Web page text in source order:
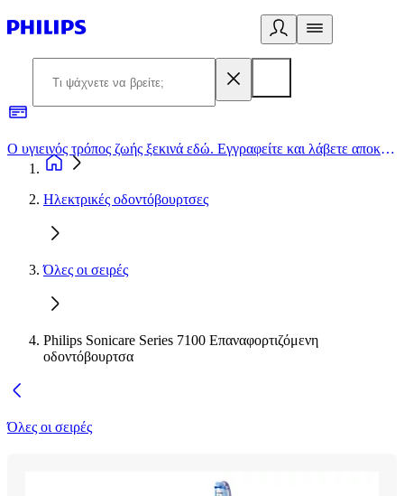
Ο υγιεινός τρόπος ζωής ξεκινά εδώ. Εγγραφείτε και λάβετε αποκλειστικές προσφορές
Ηλεκτρικές οδοντόβουρτσες
Όλες οι σειρές
Philips Sonicare Series 7100 Επαναφορτιζόμενη
οδοντόβουρτσα
Όλες οι σειρές